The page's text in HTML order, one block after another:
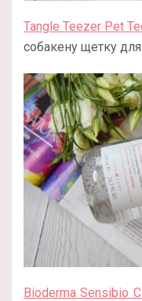
Tangle Teezer Pet
собакену щетку
Bioderma Sensibio